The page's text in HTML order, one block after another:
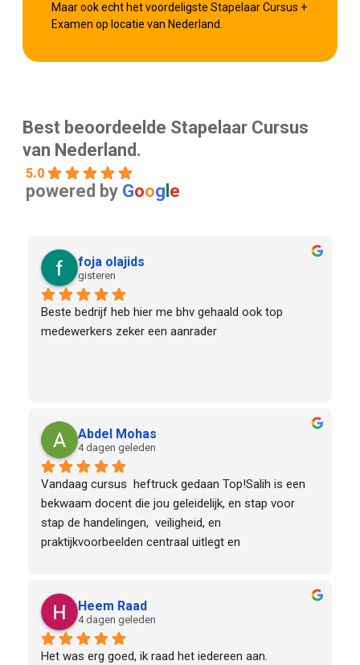
Maar ook echt het voordeligste Stapelaar Cursus +
Examen op locatie van Nederland.
Best beoordeelde Stapelaar Cursus
van Nederland.
5.0
powered by Goog e
foja olajids
gisteren
Beste bedrijf heb hier me bhv gehaald ook top
medewerkers zeker een aanrader
Abdel Mohas
4 dagen geleden
Vandaag cursus  heftruck gedaan Top!Salih is een
bekwaam docent die jou geleidelijk, en stap voor
stap de handelingen,  veiligheid, en
praktijkvoorbeelden centraal uitlegt en
aanrader om naar deze organisatie te komen.
Heem Raad
4 dagen geleden
Het was erg goed, ik raad het iedereen aan.